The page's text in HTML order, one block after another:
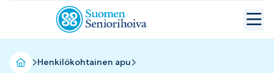
Henkilökohtainen apu